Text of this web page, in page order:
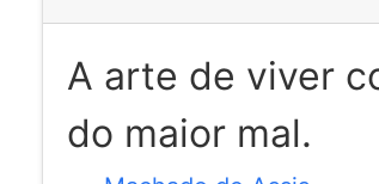
A arte de viver
do maior mal.